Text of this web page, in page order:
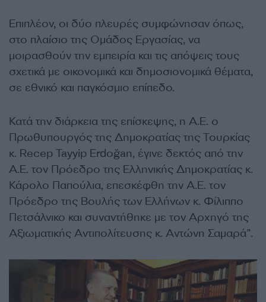
Επιπλέον, οι δύο πλευρές συμφώνησαν όπως,
στο πλαίσιο της Ομάδος Εργασίας, να
μοιρασθούν την εμπειρία και τις απόψεις τους
σχετικά με οικονομικά και δημοσιονομικά θέματα,
σε εθνικό και παγκόσμιο επίπεδο.
Κατά την διάρκεια της επίσκεψης, η Α.Ε. ο
Πρωθυπουργός της Δημοκρατίας της Τουρκίας
κ. Recep Tayyip Erdoğan, έγινε δεκτός από την
Α.Ε. τον Πρόεδρο της Ελληνικής Δημοκρατίας κ.
Κάρολο Παπούλια, επεσκέφθη την Α.Ε. τον
Πρόεδρο της Βουλής των Ελλήνων κ. Φίλιππο
Πετσάλνικο και συναντήθηκε με τον Αρχηγό της
Αξιωματικής Αντιπολίτευσης κ. Αντώνη Σαμαρά”.